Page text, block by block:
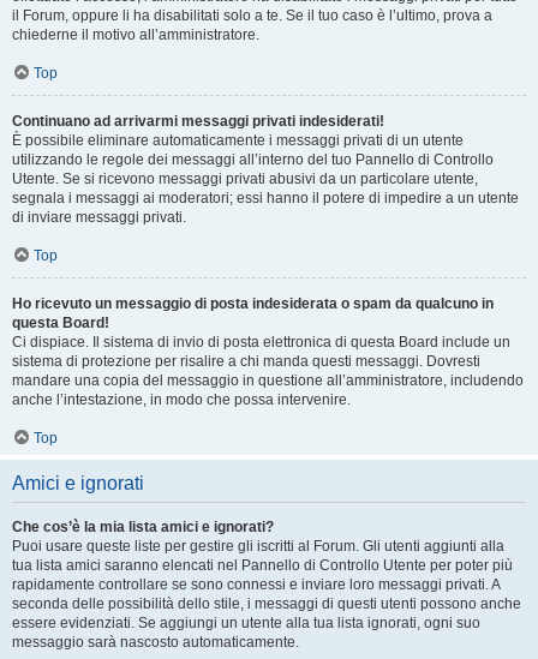
il Forum, oppure li ha disabilitati solo a te. Se il tuo caso è l’ultimo, prova a
chiederne il motivo all’amministratore.
Top
Continuano ad arrivarmi messaggi privati indesiderati!
È possibile eliminare automaticamente i messaggi privati ​​di un utente
utilizzando le regole dei messaggi all’interno del tuo Pannello di Controllo
Utente. Se si ricevono messaggi privati ​​abusivi da un particolare utente,
segnala i messaggi ai moderatori; essi hanno il potere di impedire a un utente
di inviare messaggi privati​​.
Top
Ho ricevuto un messaggio di posta indesiderata o spam da qualcuno in
questa Board!
Ci dispiace. Il sistema di invio di posta elettronica di questa Board include un
sistema di protezione per risalire a chi manda questi messaggi. Dovresti
mandare una copia del messaggio in questione all’amministratore, includendo
anche l’intestazione, in modo che possa intervenire.
Top
Amici e ignorati
Che cos’è la mia lista amici e ignorati?
Puoi usare queste liste per gestire gli iscritti al Forum. Gli utenti aggiunti alla
tua lista amici saranno elencati nel Pannello di Controllo Utente per poter più
rapidamente controllare se sono connessi e inviare loro messaggi privati. A
seconda delle possibilità dello stile, i messaggi di questi utenti possono anche
essere evidenziati. Se aggiungi un utente alla tua lista ignorati, ogni suo
messaggio sarà nascosto automaticamente.